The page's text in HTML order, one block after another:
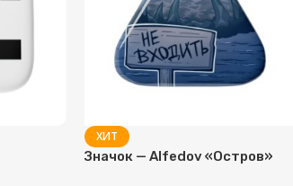
ХИТ
Значок — Alfedov «Остров»